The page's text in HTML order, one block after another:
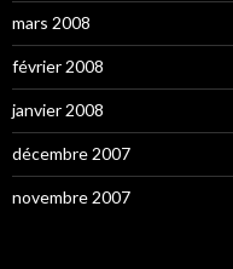
mars 2008
février 2008
janvier 2008
décembre 2007
novembre 2007